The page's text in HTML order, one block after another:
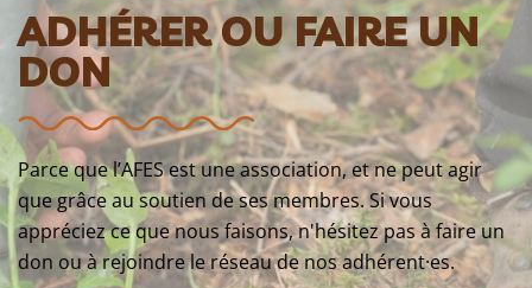
ADHÉRER OU FAIRE UN
DON
Parce que l’AFES est une association, et ne peut agir
que grâce au soutien de ses membres. Si vous
appréciez ce que nous faisons, n'hésitez pas à faire un
don ou à rejoindre le réseau de nos adhérent·es.